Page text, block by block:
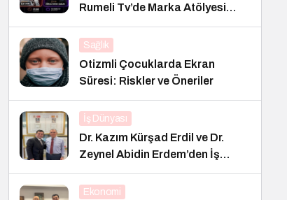
Rumeli Tv’de Marka Atölyesi
Programına Konuk Oldu
Sağlık
Otizmli Çocuklarda Ekran
Süresi: Riskler ve Öneriler
İş Dünyası
Dr. Kazım Kürşad Erdil ve Dr.
Zeynel Abidin Erdem’den İş
Dünyası Buluşması
Ekonomi